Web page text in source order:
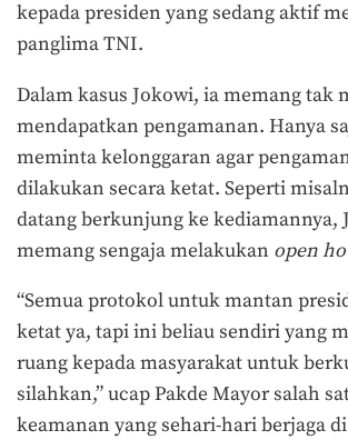
kepada presiden yang sedang aktif
panglima TNI.
Dalam kasus Jokowi, ia memang tak
mendapatkan pengamanan. Hanya
meminta kelonggaran agar
dilakukan secara ketat. Seperti
datang berkunjung ke kediamannya,
memang sengaja melakukan open
“Semua protokol untuk mantan
ketat ya, tapi ini beliau sendiri yang
ruang kepada masyarakat untuk
silahkan,” ucap Pakde Mayor salah
keamanan yang sehari-hari berjaga